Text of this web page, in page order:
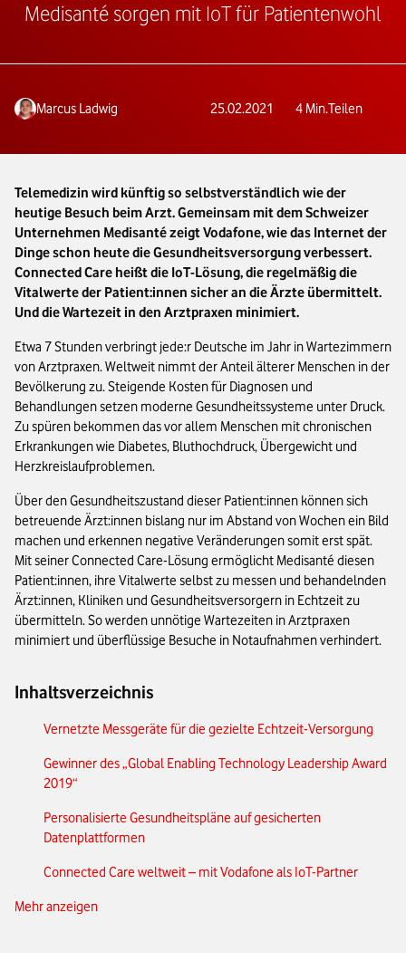
Medisanté sorgen mit IoT für Patientenwohl
Marcus Ladwig 25.02.2021 4 Min.Teilen
Telemedizin wird künftig so selbstverständlich wie der
heutige Besuch beim Arzt. Gemeinsam mit dem Schweizer
Unternehmen Medisanté zeigt Vodafone, wie das Internet der
Dinge schon heute die Gesundheitsversorgung verbessert.
Connected Care heißt die IoT-Lösung, die regelmäßig die
Vitalwerte der Patient:innen sicher an die Ärzte übermittelt.
Und die Wartezeit in den Arztpraxen minimiert.
Etwa 7 Stunden verbringt jede:r Deutsche im Jahr in Wartezimmern
von Arztpraxen. Weltweit nimmt der Anteil älterer Menschen in der
Bevölkerung zu. Steigende Kosten für Diagnosen und
Behandlungen setzen moderne Gesundheitssysteme unter Druck.
Zu spüren bekommen das vor allem Menschen mit chronischen
Erkrankungen wie Diabetes, Bluthochdruck, Übergewicht und
Herzkreislaufproblemen.
Über den Gesundheitszustand dieser Patient:innen können sich
betreuende Ärzt:innen bislang nur im Abstand von Wochen ein Bild
machen und erkennen negative Veränderungen somit erst spät.
Mit seiner Connected Care-Lösung ermöglicht Medisanté diesen
Patient:innen, ihre Vitalwerte selbst zu messen und behandelnden
Ärzt:innen, Kliniken und Gesundheitsversorgern in Echtzeit zu
übermitteln. So werden unnötige Wartezeiten in Arztpraxen
minimiert und überflüssige Besuche in Notaufnahmen verhindert.
Inhaltsverzeichnis
Vernetzte Messgeräte für die gezielte Echtzeit-Versorgung
Gewinner des „Global Enabling Technology Leadership Award
2019“
Personalisierte Gesundheitspläne auf gesicherten
Datenplattformen
Connected Care weltweit – mit Vodafone als IoT-Partner
Flexibel und zuverlässig: Vodafone IoT Plattform
Mehr anzeigen